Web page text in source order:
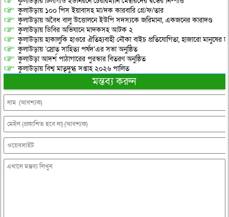
কুলাউড়ায় ১০০ পিস ইয়াবাসহ মা/দক কারবারি গ্রে/ফ/তার
কুলাউড়ায় অবৈধ বালু উত্তোলনে ইউপি সদস্যকে জরিমানা, একজনের কারাদণ্ড
কুলাউড়ায় ডিবির অভিযানে মাদকসহ আটক ২
কুলাউড়ায় হাকালুকি হাওরে ঐতিহ্যবাহী নৌকা বাইচ প্রতিযোগিতা, হাজারো মানুষের
কুলাউড়ায় ‘স্রোত সাহিত্য পর্ষদ’এর সভা অনুষ্ঠিত
কুলাউড়া আদর্শ পাঠাগারের পুরস্কার বিতরণ অনুষ্ঠিত
কুলাউড়ায় বিশ্ব মাতৃদুগ্ধ সপ্তাহ ২০২৬ পালিত
মন্তব্য করুন